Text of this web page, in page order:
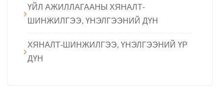
ҮЙЛ АЖИЛЛАГААНЫ ХЯНАЛТ-
ШИНЖИЛГЭЭ, ҮНЭЛГЭЭНИЙ ДҮН
ХЯНАЛТ-ШИНЖИЛГЭЭ, ҮНЭЛГЭЭНИЙ ҮР
ДҮН